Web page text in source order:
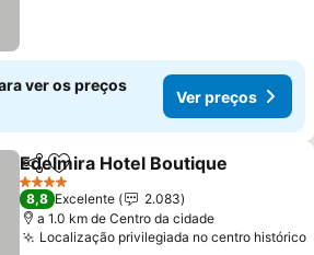
ver os preços
Ver preços
PartilharAdicionar aos favoritos
Edelmira Hotel Boutique
4 Estrelas
8,8 Excelente
2.083
a 1.0 km de Centro da cidade
Localização privilegiada no centro histórico